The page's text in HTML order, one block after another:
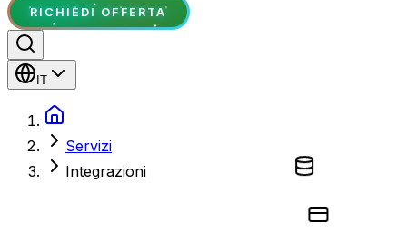
RICHIEDI OFFERTA
IT
Servizi
Integrazioni